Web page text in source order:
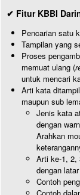
✔ Fitur KBBI
Pencarian satu
Tampilan yang
Proses
memuat ulang (
untuk mencari
Arti kata
maupun sub
Jenis kata
dengan
Arahkan
Arti ke-1, 2,
dengan
Contoh